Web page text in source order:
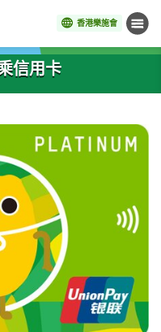
香港樂施會 目錄
信用卡